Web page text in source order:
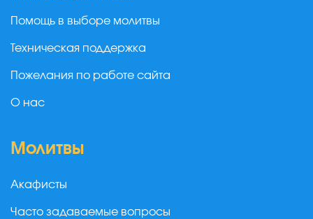
Помощь в выборе молитвы
Техническая поддержка
Пожелания по работе сайта
О нас
Молитвы
Акафисты
Часто задаваемые вопросы